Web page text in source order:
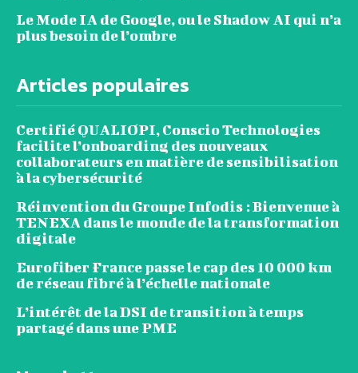
Le Mode IA de Google, ou le Shadow AI qui n’a
plus besoin de l’ombre
Articles populaires
Certifié QUALIOPI, Conscio Technologies
facilite l’onboarding des nouveaux
collaborateurs en matière de sensibilisation
à la cybersécurité
Réinvention du Groupe Infodis : Bienvenue à
TENEXA dans le monde de la transformation
digitale
Eurofiber France passe le cap des 10 000 km
de réseau fibré à l’échelle nationale
L’intérêt de la DSI de transition à temps
partagé dans une PME